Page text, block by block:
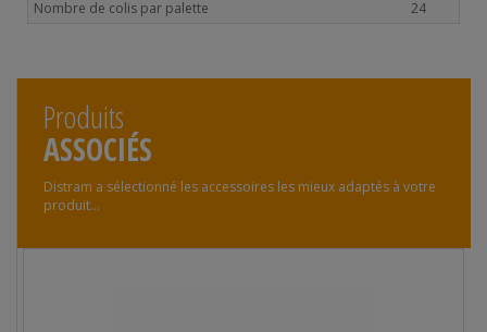
Nombre de colis par palette 24
Produits
ASSOCIÉS
Distram a sélectionné les accessoires les mieux adaptés à votre
produit...